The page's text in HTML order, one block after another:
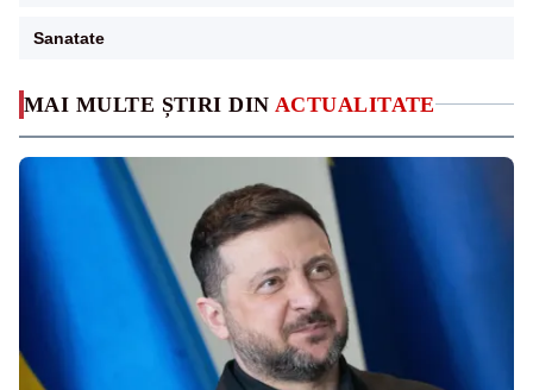
MAI MULTE ȘTIRI DIN ACTUALITATE
Sanatate